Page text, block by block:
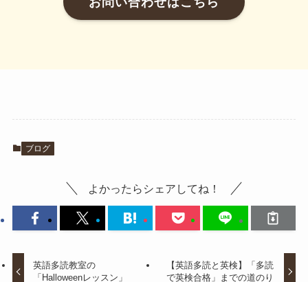
ブログ
よかったらシェアしてね！
英語多読教室の
「Halloweenレッスン」
【英語多読と英検】「多読
で英検合格」までの道のり